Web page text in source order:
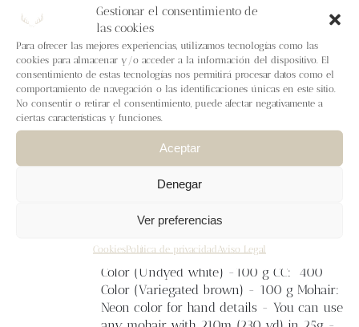
Gestionar el consentimiento de
las cookies
Para ofrecer las mejores experiencias, utilizamos tecnologías como las
cookies para almacenar y/o acceder a la información del dispositivo. El
consentimiento de estas tecnologías nos permitirá procesar datos como el
comportamiento de navegación o las identificaciones únicas en este sitio.
No consentir o retirar el consentimiento, puede afectar negativamente a
ciertas características y funciones.
Aceptar
Denegar
Ver preferencias
CookiesPolítica de privacidad Aviso Legal
Newsletter
Mi cuenta
The mittens are worked from the cuff up
with circular needles, leaving the thumb
stitches on hold to be knitted after the
mitten is finished. They start with lace,
followed by a very simple 2 color pattern
where a mohair yarn is held together with
the main color in several rounds, giving a
very subtle touch of light and color. The
hand is knitted in stockinette stitch all the
way to the fingertips.
1 (2)Hand circumference:
MONDIM Retrosaria Rosa Pomar 100%
385m / 100 gr (421 yd/ 100g) MC: 100
Color (Undyed white) -100 g CC:
400
Color (Variegated brown) - 100 g Mohair:
Neon color for hand details - You can use